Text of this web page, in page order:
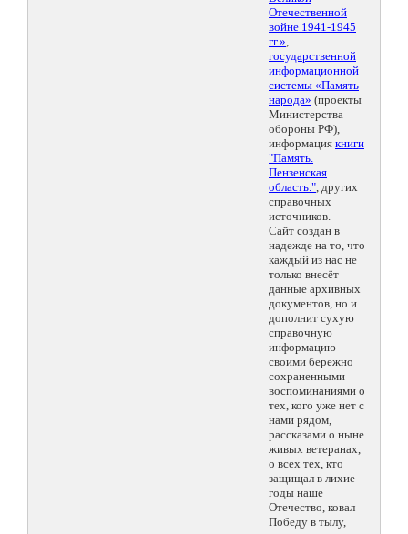
Отечественной
войне 1941-1945
гг.»,
государственной
информационной
системы «Память
народа» (проекты
Министерства
обороны РФ),
информация книги
"Память.
Пензенская
область.", других
справочных
источников.
Сайт создан в
надежде на то, что
каждый из нас не
только внесёт
данные архивных
документов, но и
дополнит сухую
справочную
информацию
своими бережно
сохраненными
воспоминаниями о
тех, кого уже нет с
нами рядом,
рассказами о ныне
живых ветеранах,
о всех тех, кто
защищал в лихие
годы наше
Отечество, ковал
Победу в тылу,